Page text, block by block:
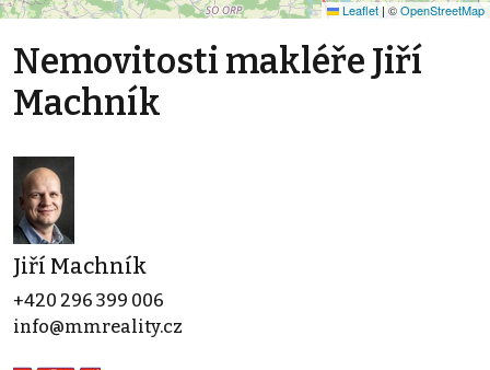
Leaflet | ©OpenStreetMap
Nemovitosti makléře Jiří
Machník
Jiří Machník
+420 296 399 006
info@mmreality.cz